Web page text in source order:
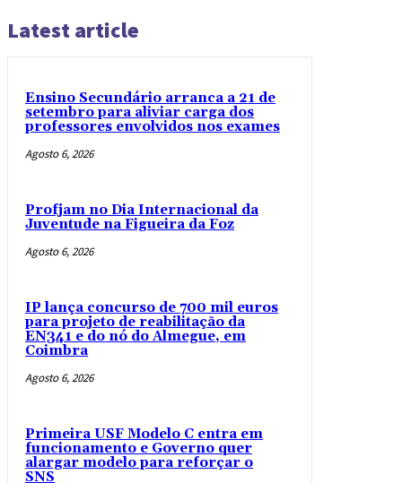
Latest article
Ensino Secundário arranca a 21 de
setembro para aliviar carga dos
professores envolvidos nos exames
Agosto 6, 2026
Profjam no Dia Internacional da
Juventude na Figueira da Foz
Agosto 6, 2026
IP lança concurso de 700 mil euros
para projeto de reabilitação da
EN341 e do nó do Almegue, em
Coimbra
Agosto 6, 2026
Primeira USF Modelo C entra em
funcionamento e Governo quer
alargar modelo para reforçar o
SNS